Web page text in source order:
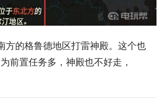
方的格鲁德地区打雷神殿。这个也
前置任务多，神殿也不好走，